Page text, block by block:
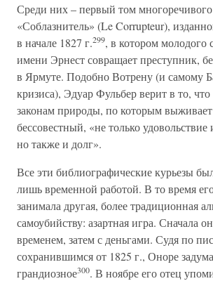
Среди них – первый том
«Соблазнитель» (Le Corrupteur),
в начале 1827 г.299, в котором молодого
имени Эрнест совращает преступник,
в Ярмуте. Подобно Вотрену (и самому
кризиса), Эдуар Фульбер верит в то, что
законам природы, по которым
бессовестный, «не только удовольствие
но также и долг».
Все эти библиографические курьезы
лишь временной работой. В то время
занимала другая, более традиционная
самоубийству: азартная игра. Сначала
временем, затем с деньгами. Судя по
сохранившимся от 1825 г., Оноре
грандиозное300. В ноябре его отец